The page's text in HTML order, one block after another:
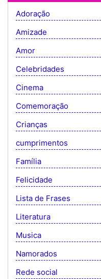
Adoração
Amizade
Amor
Celebridades
Cinema
Comemoração
Crianças
cumprimentos
Família
Felicidade
Lista de Frases
Literatura
Musica
Namorados
Rede social